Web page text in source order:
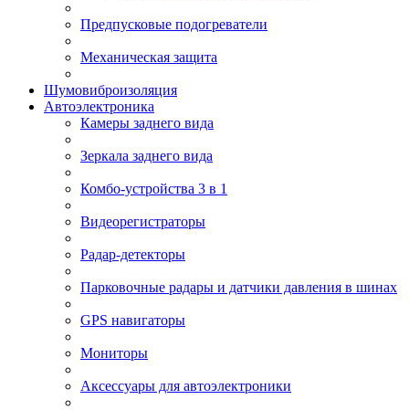
Предпусковые подогреватели
Механическая защита
Шумовиброизоляция
Автоэлектроника
Камеры заднего вида
Зеркала заднего вида
Комбо-устройства 3 в 1
Видеорегистраторы
Радар-детекторы
Парковочные радары и датчики давления в шинах
GPS навигаторы
Мониторы
Аксессуары для автоэлектроники